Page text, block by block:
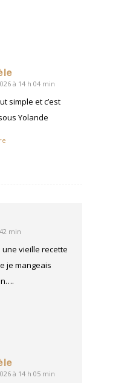
à 14 h 04 min
simple et c’est
Yolande
min
une vieille recette
je mangeais
à 14 h 05 min